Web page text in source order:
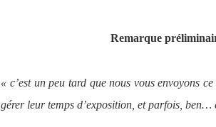
Remarque
« c’est un peu tard que nous vous envoyons
gérer leur temps d’exposition, et parfois, ben…